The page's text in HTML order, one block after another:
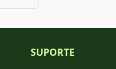
SUPORTE